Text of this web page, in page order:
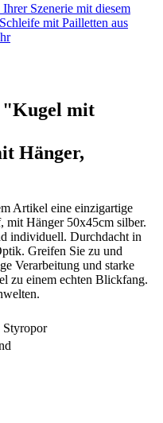
Szenerie mit diesem
mit Pailletten aus
"Kugel mit
Hänger,
Artikel eine einzigartige
mit Hänger 50x45cm silber.
individuell. Durchdacht in
Greifen Sie zu und
Verarbeitung und starke
zu einem echten Blickfang.
Styropor